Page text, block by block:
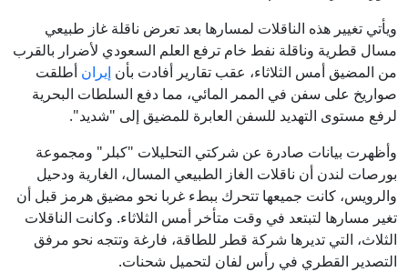
ويأتي تغيير هذه الناقلات لمسارها بعد تعرض ناقلة غاز طبيعي
مسال قطرية وناقلة نفط خام ترفع العلم السعودي لأضرار بالقرب
من المضيق أمس الثلاثاء، عقب تقارير أفادت بأن إيران أطلقت
صواريخ على سفن في الممر المائي، مما دفع السلطات البحرية
لرفع مستوى التهديد للسفن العابرة للمضيق إلى "شديد".
وأظهرت بيانات صادرة عن شركتي التحليلات "كبلر" ومجموعة
بورصات لندن أن ناقلات الغاز الطبيعي المسال، الغارية ودحيل
⁠والرويس، كانت جميعها تتحرك ببطء غربا نحو مضيق هرمز قبل أن
تغير مسارها لتبتعد في وقت متأخر أمس الثلاثاء. وكانت الناقلات
الثلاث، التي تديرها شركة قطر للطاقة، فارغة وتتجه نحو مرفق
التصدير القطري في رأس لفان لتحميل شحنات.